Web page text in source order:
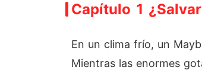
Capítulo 1
En un clima frío, un
Mientras las enormes